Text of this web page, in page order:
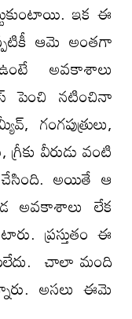
ఇక ఈ
ఆమె అంతగా
అవకాశాలు
పెంచి నటించినా
వీరుడు వంటి
చేసింది. అయితే ఆ
అవకాశాలు లేక
ప్రస్తుతం ఈ
చాలా మంది
అసలు ఈమె